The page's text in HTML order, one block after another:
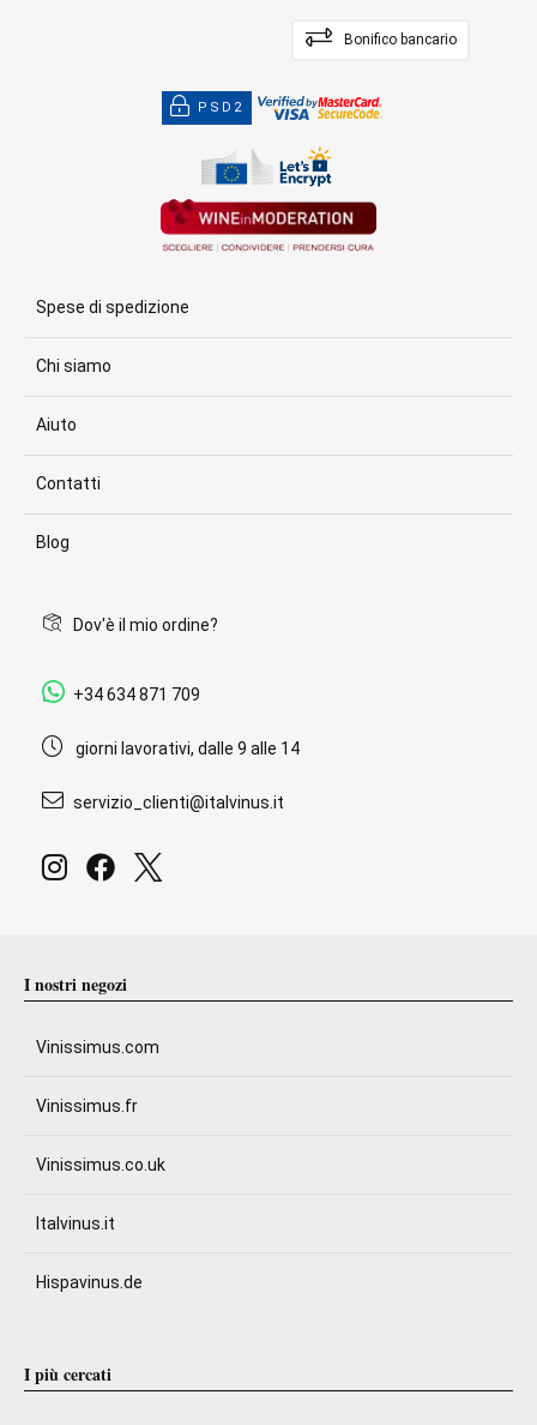
Bonifico bancario
PSD2
Spese di spedizione
Chi siamo
Aiuto
Contatti
Blog
Dov'è il mio ordine?
+34 634 871 709
giorni lavorativi, dalle 9 alle 14
servizio_clienti@italvinus.it
I nostri negozi
Vinissimus.com
Vinissimus.fr
Vinissimus.co.uk
Italvinus.it
Hispavinus.de
I più cercati